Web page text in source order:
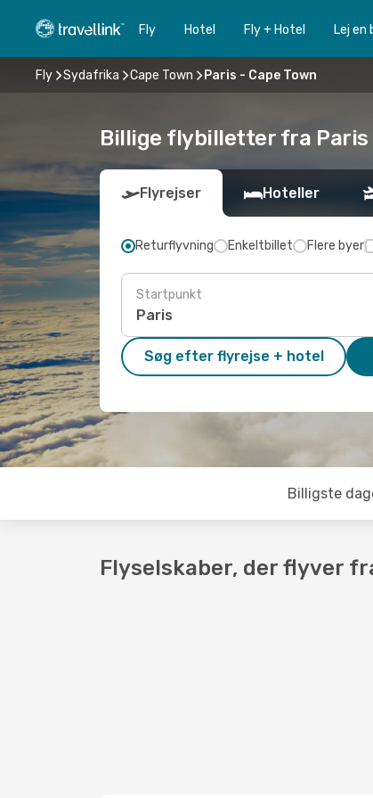
Fly Hotel Fly + Hotel Lej en
Fly Sydafrika Cape Town Paris - Cape Town
Billige flybilletter fra Paris
Flyrejser Hoteller
Returflyvning Enkeltbillet Flere byer
Startpunkt
Søg efter flyrejse + hotel
Billigste
Flyselskaber, der flyver